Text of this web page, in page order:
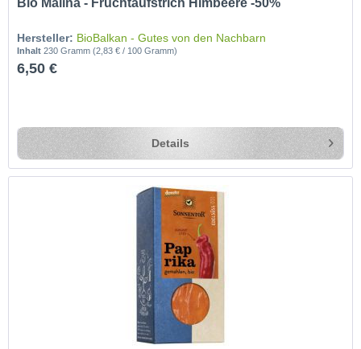
Bio Malina - Fruchtaufstrich Himbeere -50%
Hersteller: BioBalkan - Gutes von den Nachbarn
Inhalt230 Gramm(2,83 € / 100 Gramm)
6,50 €
Details